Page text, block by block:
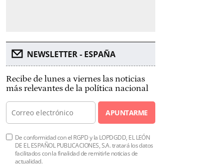
NEWSLETTER - ESPAÑA
Recibe de lunes a viernes las noticias
más relevantes de la política nacional
APUNTARME
De conformidad con el RGPD y la LOPDGDD, EL LEÓN
DE EL ESPAÑOL PUBLICACIONES, S.A. tratará los datos
facilitados con la finalidad de remitirle noticias de
actualidad.